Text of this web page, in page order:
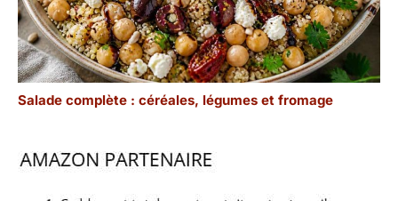
Salade complète : céréales, légumes et fromage